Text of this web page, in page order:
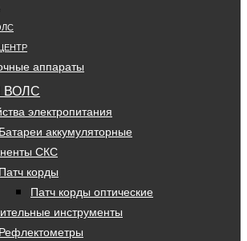
аппараты
ВОЛС
электропитания
Батареи аккумуляторные
СКС
Патч корды
Патч корды оптические
инструменты
Рефлектометры